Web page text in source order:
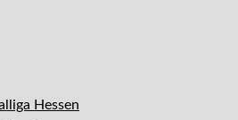
Hessen